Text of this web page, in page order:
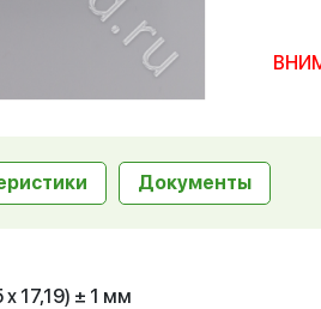
Документы
17,19) ± 1 мм